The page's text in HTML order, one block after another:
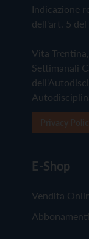
Indicazione
dell'art. 5 del
Vita
Settimanali
E-Shop
Vendita
Abbonamenti